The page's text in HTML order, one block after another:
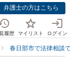
弁護士の方はこちら
履歴 マイリスト ログイン
春日部市で法律相談